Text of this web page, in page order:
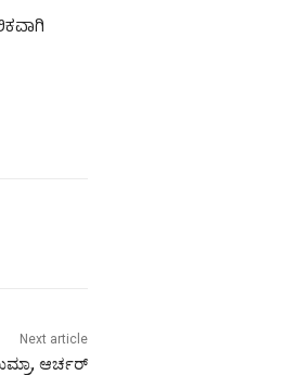
Next article
ಆರ್ಚರ್